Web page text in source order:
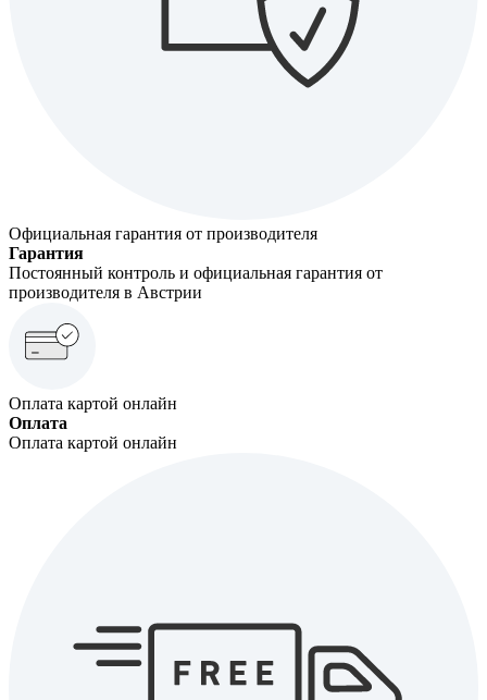
Официальная гарантия от производителя
Гарантия
Постоянный контроль и официальная гарантия от
производителя в Австрии
Оплата картой онлайн
Оплата
Оплата картой онлайн